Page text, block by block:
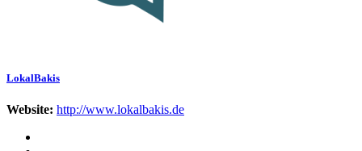
LokalBakis
Website: http://www.lokalbakis.de